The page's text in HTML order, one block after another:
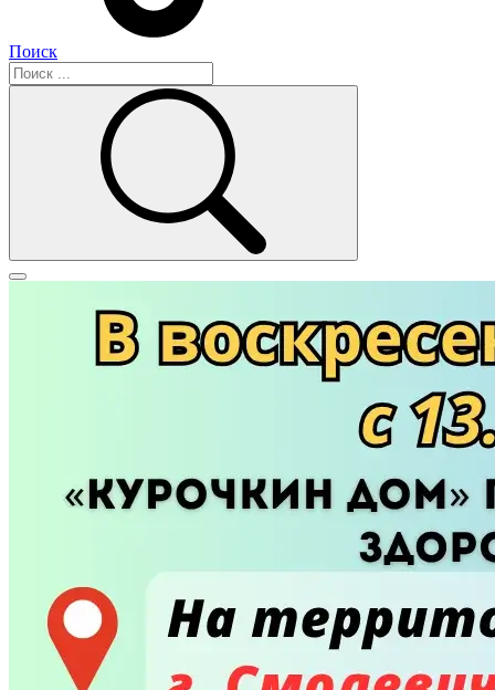
Поиск